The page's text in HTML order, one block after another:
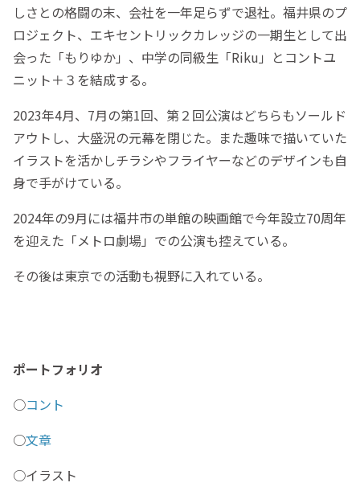
しさとの格闘の末、会社を一年足らずで退社。福井県のプ
ロジェクト、エキセントリックカレッジの一期生として出
会った「もりゆか」、中学の同級生「Riku」とコントユ
ニット＋３を結成する。
2023年4月、7月の第1回、第２回公演はどちらもソールド
アウトし、大盛況の元幕を閉じた。また趣味で描いていた
イラストを活かしチラシやフライヤーなどのデザインも自
身で手がけている。
2024年の9月には福井市の単館の映画館で今年設立70周年
を迎えた「メトロ劇場」での公演も控えている。
その後は東京での活動も視野に入れている。
ポートフォリオ
○コント
○文章
○イラスト